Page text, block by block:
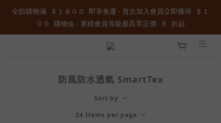
全館購物滿  ＄１８００  即享免運 ‧ 首次加入會員立即獲得  ＄１
００  購物金 ‧ 累積會員等級最高享正價  ８  折起
００  購物金 ‧ 累積會員等級最高享正價  ８  折起
００  購物金 ‧ 累積會員等級最高享正價  ８  折起
防風防水透氣 SmartTex
Sort by
24 Items per page